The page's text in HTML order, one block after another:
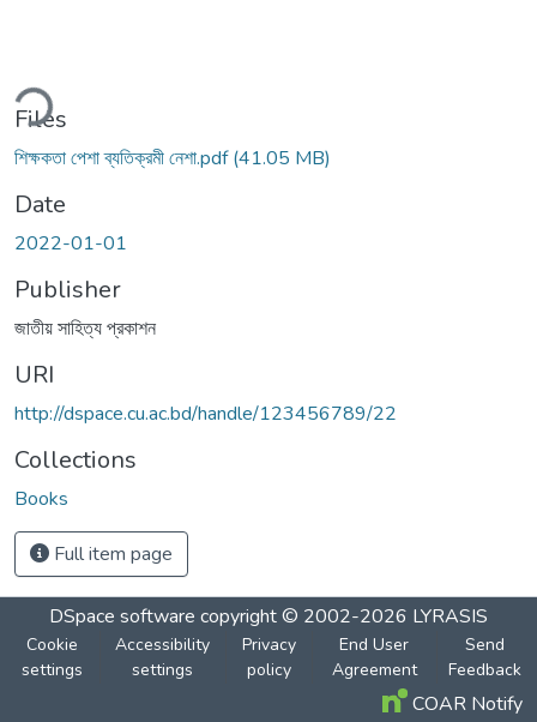
Files
শিক্ষকতা পেশা ব্যতিক্রমী নেশা.pdf(41.05 MB)
Date
2022-01-01
Publisher
জাতীয় সাহিত্য প্রকাশন
URI
http://dspace.cu.ac.bd/handle/123456789/22
Collections
Books
Full item page
DSpace software copyright © 2002-2026 LYRASIS
Cookie
settings
Accessibility
settings
Privacy
policy
End User
Agreement
Send
Feedback
COAR Notify